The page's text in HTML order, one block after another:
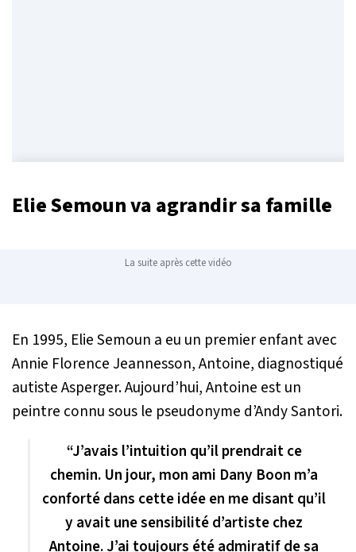
Elie Semoun va agrandir sa famille
La suite après cette vidéo
En 1995, Elie Semoun a eu un premier enfant avec
Annie Florence Jeannesson, Antoine, diagnostiqué
autiste Asperger. Aujourd’hui, Antoine est un
peintre connu sous le pseudonyme d’Andy Santori.
“J’avais l’intuition qu’il prendrait ce
chemin. Un jour, mon ami Dany Boon m’a
conforté dans cette idée en me disant qu’il
y avait une sensibilité d’artiste chez
Antoine. J’ai toujours été admiratif de sa